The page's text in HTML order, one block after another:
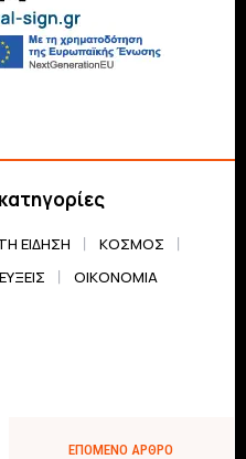
ΕΊΔΗΣΗ
ΚΌΣΜΟΣ
ΟΙΚΟΝΟΜΊΑ
ΕΠΌΜΕΝΟ ΆΡΘΡΟ